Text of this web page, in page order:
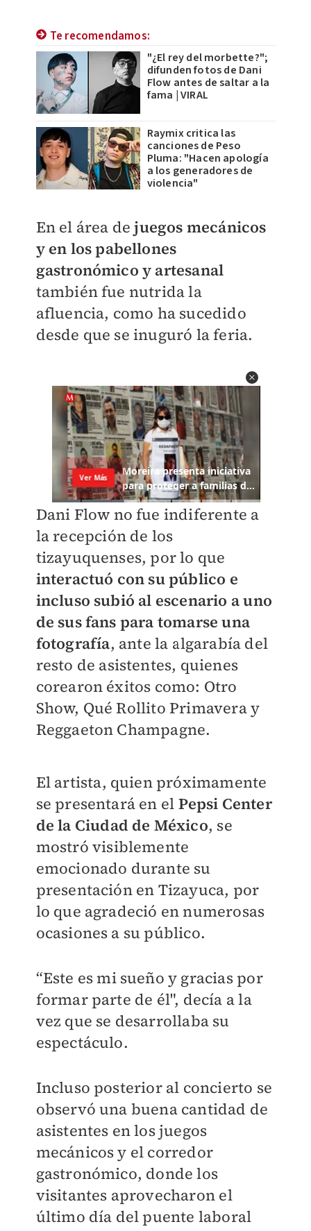
Te recomendamos:
"¿El rey del morbette?";
difunden fotos de Dani
Flow antes de saltar a la
fama | VIRAL
Raymix critica las
canciones de Peso
Pluma: "Hacen apología
a los generadores de
violencia"
En el área dejuegos mecánicos
y en los pabellones
gastronómico y artesanal
también fue nutrida la
afluencia, como ha sucedido
desde que se inuguró la feria.
Dani Flow no fue indiferente a
la recepción de los
tizayuquenses, por lo que
interactuó con su público e
incluso subió al escenario a uno
de sus fans para tomarse una
fotografía, ante la algarabía del
resto de asistentes, quienes
corearon éxitos como: Otro
Show, Qué Rollito Primavera y
Reggaeton Champagne.
El artista, quien próximamente
se presentará en el Pepsi Center
de la Ciudad de México, se
mostró visiblemente
emocionado durante su
presentación en Tizayuca, por
lo que agradeció en numerosas
ocasiones a su público.
“Este es mi sueño y gracias por
formar parte de él", decía a la
vez que se desarrollaba su
espectáculo.
Incluso posterior al concierto se
observó una buena cantidad de
asistentes en los juegos
mecánicos y el corredor
gastronómico, donde los
visitantes aprovecharon el
último día del puente laboral